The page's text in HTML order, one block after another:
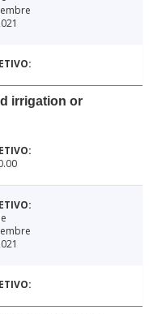
irrigation or